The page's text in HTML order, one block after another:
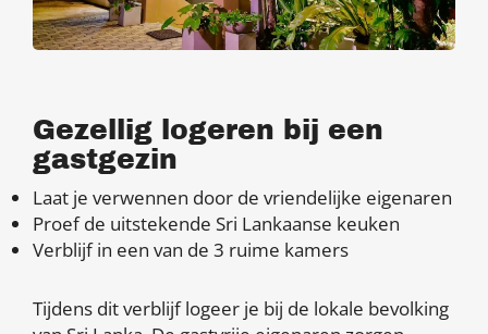
Gezellig logeren bij een
gastgezin
Laat je verwennen door de vriendelijke eigenaren
Proef de uitstekende Sri Lankaanse keuken
Verblijf in een van de 3 ruime kamers
Tijdens dit verblijf logeer je bij de lokale bevolking